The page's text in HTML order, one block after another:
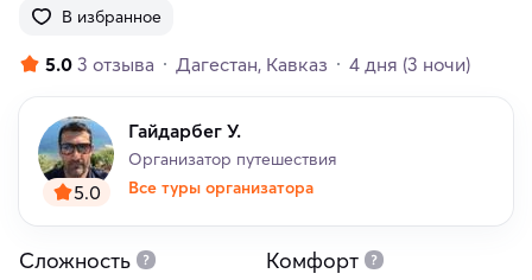
В избранное
5.0 3 отзыва Дагестан Кавказ 4 дня (3 ночи)
5.0
Гайдарбег У.
Организатор путешествия
Все туры организатора
Сложность Комфорт